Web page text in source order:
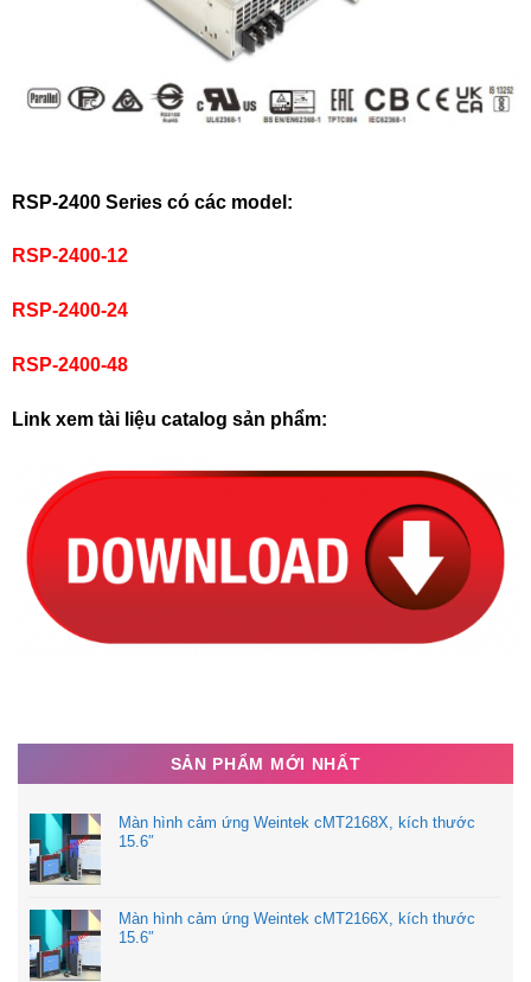
RSP-2400 Series có các model:
RSP-2400-12
RSP-2400-24
RSP-2400-48
Link xem tài liệu catalog sản phẩm:
SẢN PHẨM MỚI NHẤT
Màn hình cảm ứng Weintek cMT2168X, kích thước
15.6″
Màn hình cảm ứng Weintek cMT2166X, kích thước
15.6″